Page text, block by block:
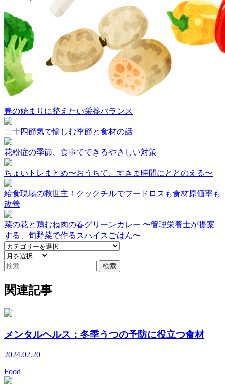
春の始まりに整えたい栄養バランス
二十四節気で愉しむ季節と食材の話
花粉症の季節、食事でできるやさしい対策
ちょいトレまとめ〜おうちで、すきま時間にととのえる〜
給食現場の救世主！クックチルでフードロスも食材原価率も
改善
菜の花と鶏むね肉の春グリーンカレー 〜管理栄養士が提案
する、旬野菜で作るスパイスごはん〜
検
関連記事
メンタルヘルス：冬季うつの予防に役立つ食材
2024.02.20
Food